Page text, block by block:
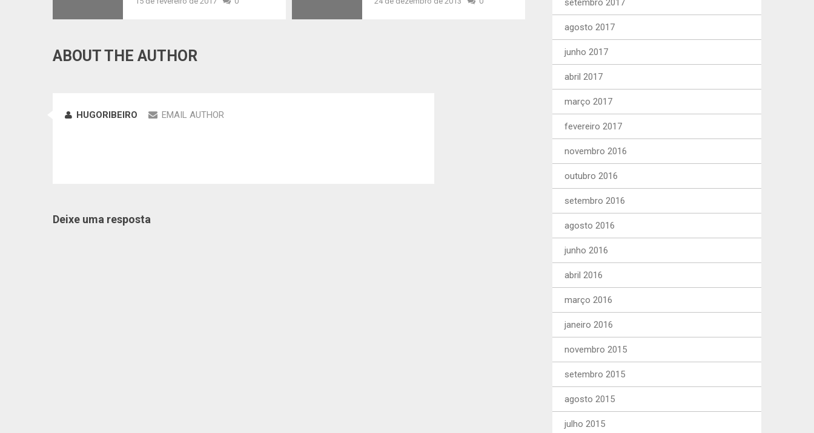
ACIDENTE ENVOLVENDO UMA
ABOUT THE AUTHOR
HUGORIBEIRO EMAIL AUTHOR
Deixe uma resposta
setembro 2017
agosto 2017
junho 2017
abril 2017
março 2017
fevereiro 2017
novembro 2016
outubro 2016
setembro 2016
agosto 2016
junho 2016
abril 2016
março 2016
janeiro 2016
novembro 2015
setembro 2015
agosto 2015
julho 2015